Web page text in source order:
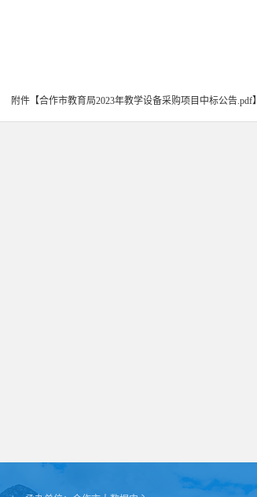
附件【合作市教育局2023年教学设备采购项目中标公告.pdf】